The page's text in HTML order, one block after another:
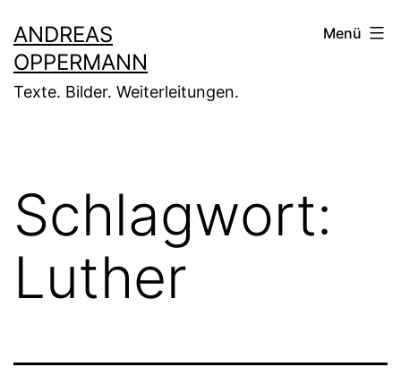
Inhalt
springen
ANDREAS
OPPERMANN
Texte. Bilder. Weiterleitungen.
Menü
Schlagwort:
Luther